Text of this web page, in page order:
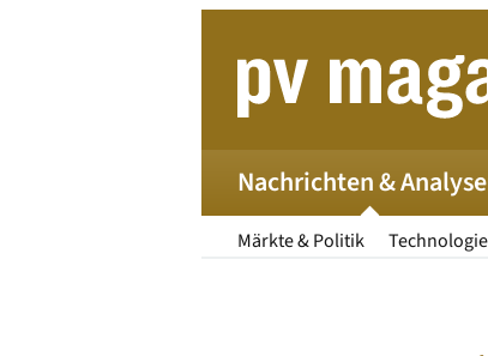
Nachrichten &
Märkte & Politik